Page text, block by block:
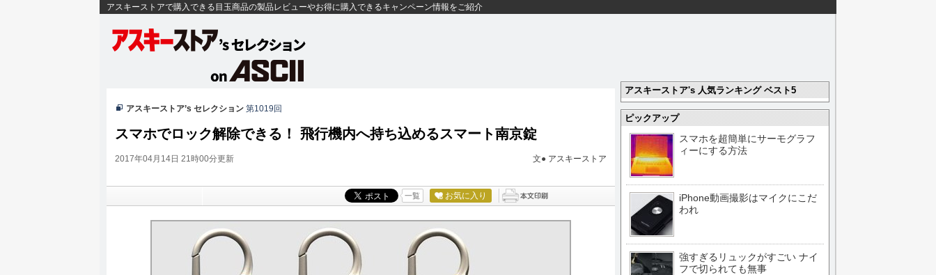
アスキーストアで購入できる目玉商品の製品レビューやお得に購入できるキャンペーン情報をご紹介
アスキーストア’s セレクション 第1019回
スマホでロック解除できる！ 飛行機内へ持ち込めるスマート南京錠
2017年04月14日 21時00分更新 文● アスキーストア
一覧 お気に入り
アスキーストア's 人気ランキング ベスト5
ピックアップ
スマホを超簡単にサーモグラフ
ィーにする方法
iPhone動画撮影はマイクにこだ
われ
強すぎるリュックがすごい ナイ
フで切られても無事